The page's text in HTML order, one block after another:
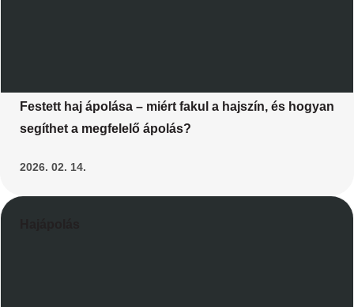
Festett haj ápolása – miért fakul a hajszín, és hogyan
segíthet a megfelelő ápolás?
2026. 02. 14.